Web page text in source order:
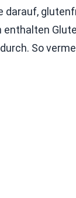
darauf,
enthalten
So